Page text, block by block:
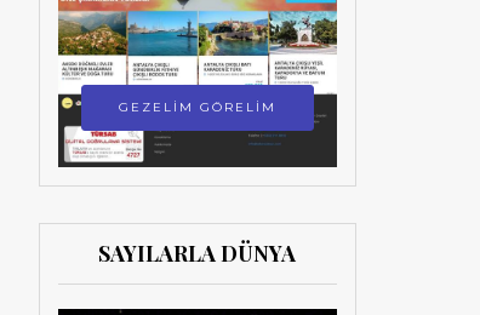
GEZELİM GÖRELİM
SAYILARLA DÜNYA